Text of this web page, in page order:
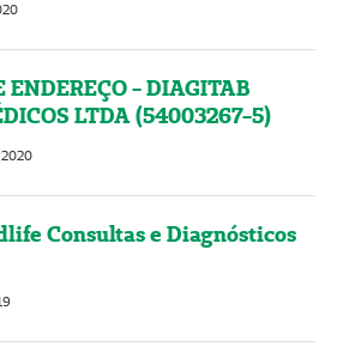
- DIAGITAB
LTDA (54003267-5)
Consultas e Diagnósticos